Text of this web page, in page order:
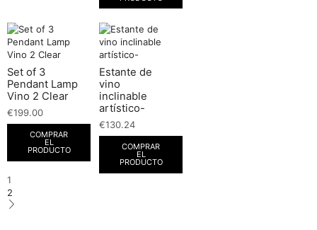
Set of 3
Pendant Lamp
Vino 2 Clear
€199.00
COMPRAR
EL
PRODUCTO
Estante de
vino
inclinable
artístico-
€130.24
COMPRAR
EL
PRODUCTO
1
2